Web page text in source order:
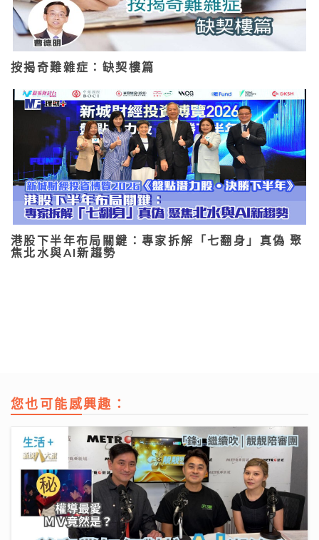
按揭奇難雜症：缺契樓篇
港股下半年布局關鍵：專家拆解「七翻身」真偽 聚
焦北水與AI新趨勢
您也可能感興趣：